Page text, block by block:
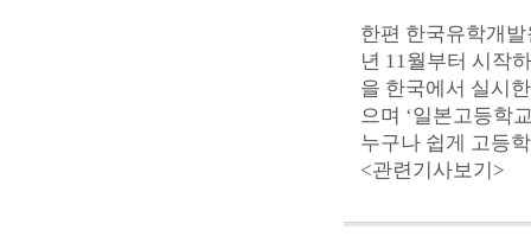
한편 한국유학개
년 11월부터 시작
을 한국에서 실시
으며 ‘일본고등학
누구나 쉽게 고등
<관련기사보기>